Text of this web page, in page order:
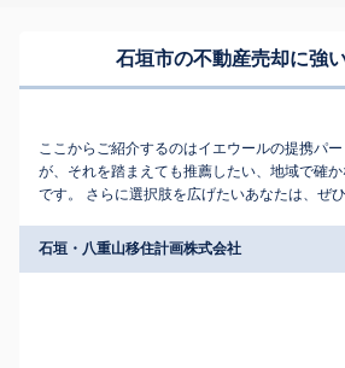
石垣市の不動産売却に強
ここからご紹介するのはイエウールの提携パ
が、それを踏まえても推薦したい、地域で確
です。 さらに選択肢を広げたいあなたは、ぜ
石垣・八重山移住計画株式会社